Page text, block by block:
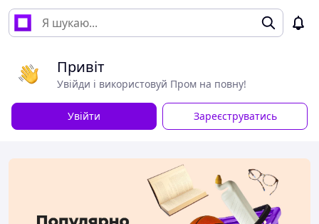
Привіт
Увійди і використовуй Пром на повну!
Увійти Зареєструватись